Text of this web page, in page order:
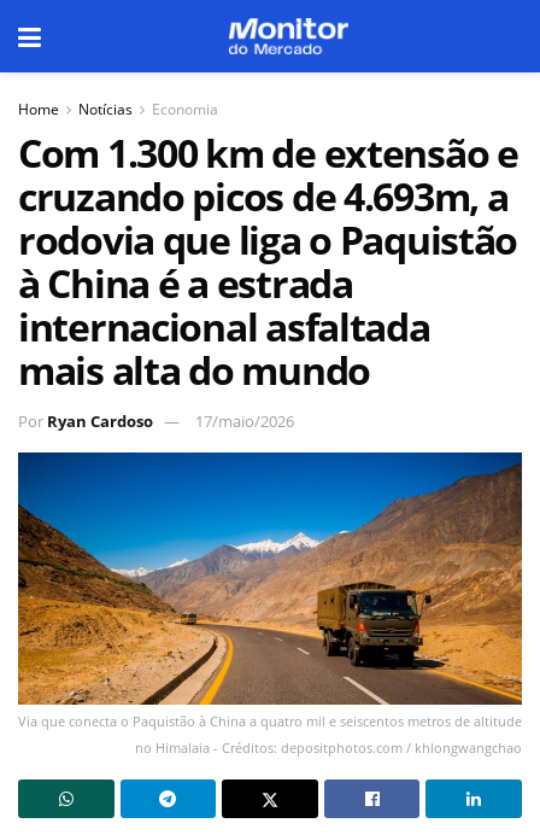
Home Notícias Economia
Com 1.300 km de extensão e
cruzando picos de 4.693m, a
rodovia que liga o Paquistão
à China é a estrada
internacional asfaltada
mais alta do mundo
Por Ryan Cardoso 17/maio/2026
Via que conecta o Paquistão à China a quatro mil e seiscentos metros de altitude
no Himalaia - Créditos: depositphotos.com / khlongwangchao